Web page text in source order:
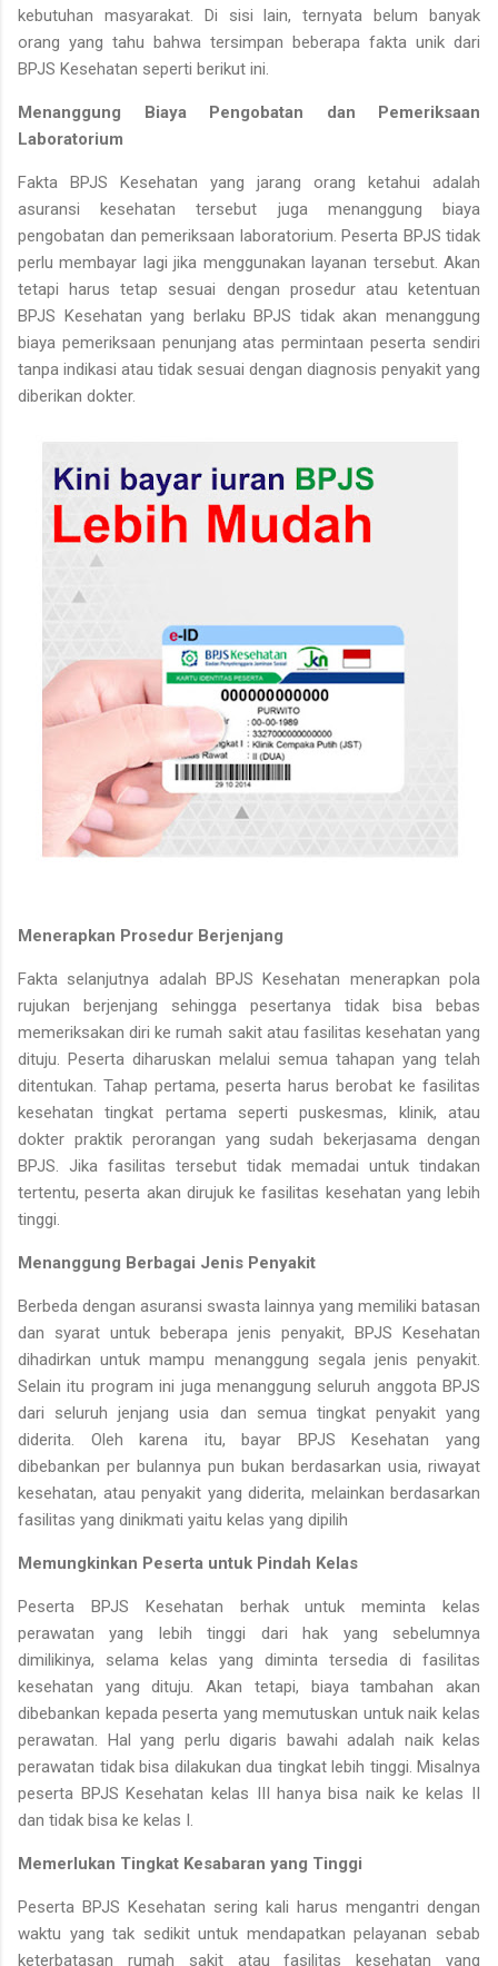
kebutuhan masyarakat. Di sisi lain, ternyata belum banyak
orang yang tahu bahwa tersimpan beberapa fakta unik dari
BPJS Kesehatan seperti berikut ini.
Menanggung Biaya Pengobatan dan Pemeriksaan
Laboratorium
Fakta BPJS Kesehatan yang jarang orang ketahui adalah
asuransi kesehatan tersebut juga menanggung biaya
pengobatan dan pemeriksaan laboratorium. Peserta BPJS tidak
perlu membayar lagi jika menggunakan layanan tersebut. Akan
tetapi harus tetap sesuai dengan prosedur atau ketentuan
BPJS Kesehatan yang berlaku BPJS tidak akan menanggung
biaya pemeriksaan penunjang atas permintaan peserta sendiri
tanpa indikasi atau tidak sesuai dengan diagnosis penyakit yang
diberikan dokter.
Menerapkan Prosedur Berjenjang
Fakta selanjutnya adalah BPJS Kesehatan menerapkan pola
rujukan berjenjang sehingga pesertanya tidak bisa bebas
memeriksakan diri ke rumah sakit atau fasilitas kesehatan yang
dituju. Peserta diharuskan melalui semua tahapan yang telah
ditentukan. Tahap pertama, peserta harus berobat ke fasilitas
kesehatan tingkat pertama seperti puskesmas, klinik, atau
dokter praktik perorangan yang sudah bekerjasama dengan
BPJS. Jika fasilitas tersebut tidak memadai untuk tindakan
tertentu, peserta akan dirujuk ke fasilitas kesehatan yang lebih
tinggi.
Menanggung Berbagai Jenis Penyakit
Berbeda dengan asuransi swasta lainnya yang memiliki batasan
dan syarat untuk beberapa jenis penyakit, BPJS Kesehatan
dihadirkan untuk mampu menanggung segala jenis penyakit.
Selain itu program ini juga menanggung seluruh anggota BPJS
dari seluruh jenjang usia dan semua tingkat penyakit yang
diderita. Oleh karena itu, bayar BPJS Kesehatan yang
dibebankan per bulannya pun bukan berdasarkan usia, riwayat
kesehatan, atau penyakit yang diderita, melainkan berdasarkan
fasilitas yang dinikmati yaitu kelas yang dipilih
Memungkinkan Peserta untuk Pindah Kelas
Peserta BPJS Kesehatan berhak untuk meminta kelas
perawatan yang lebih tinggi dari hak yang sebelumnya
dimilikinya, selama kelas yang diminta tersedia di fasilitas
kesehatan yang dituju. Akan tetapi, biaya tambahan akan
dibebankan kepada peserta yang memutuskan untuk naik kelas
perawatan. Hal yang perlu digaris bawahi adalah naik kelas
perawatan tidak bisa dilakukan dua tingkat lebih tinggi. Misalnya
peserta BPJS Kesehatan kelas III hanya bisa naik ke kelas II
dan tidak bisa ke kelas I.
Memerlukan Tingkat Kesabaran yang Tinggi
Peserta BPJS Kesehatan sering kali harus mengantri dengan
waktu yang tak sedikit untuk mendapatkan pelayanan sebab
keterbatasan rumah sakit atau fasilitas kesehatan yang